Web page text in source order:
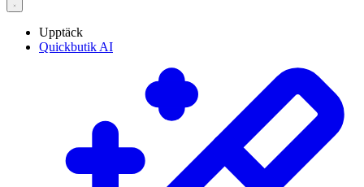
Upptäck
Quickbutik AI